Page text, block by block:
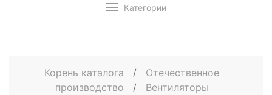
Категории
Корень каталога /
Отечественное
производство
/
Вентиляторы